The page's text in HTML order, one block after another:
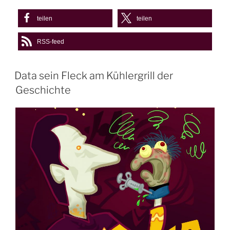
teilen teilen
RSS-feed
Data sein Fleck am Kühlergrill der
Geschichte